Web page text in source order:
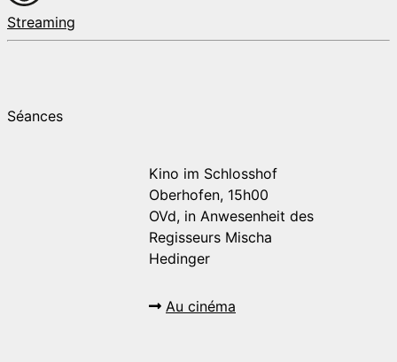
Streaming
Séances
Kino im Schlosshof
Oberhofen, 15h00
OVd, in Anwesenheit des
Regisseurs Mischa
Hedinger
Au cinéma